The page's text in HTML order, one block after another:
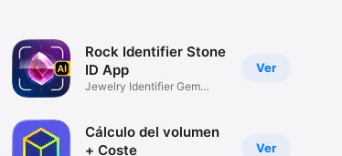
Ver
Rock Identifier Stone
ID App
Jewelry Identifier Gem
Ver
Cálculo del volumen
+ Coste